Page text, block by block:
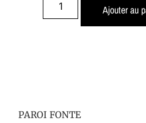
Ajouter au
PAROI FONTE